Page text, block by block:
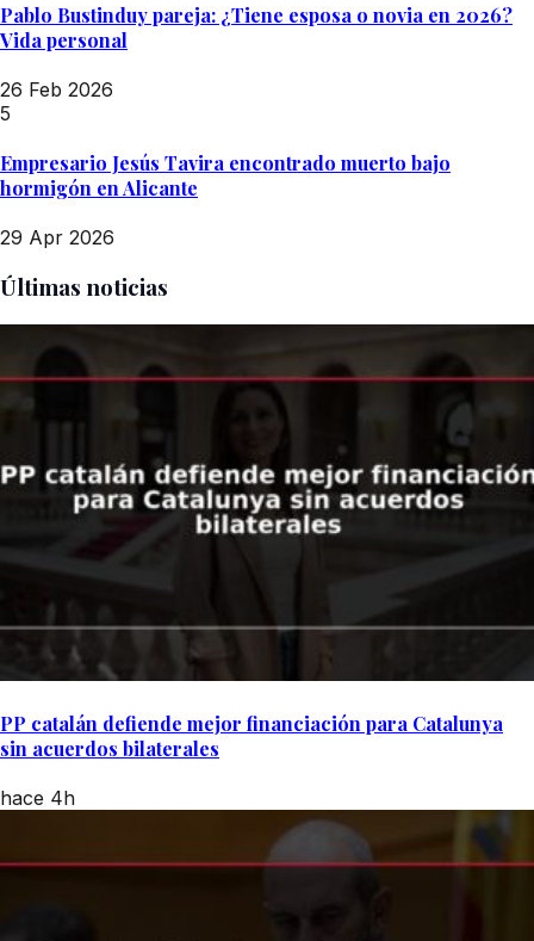
Pablo Bustinduy pareja: ¿Tiene esposa o novia en 2026?
Vida personal
26 Feb 2026
5
Empresario Jesús Tavira encontrado muerto bajo
hormigón en Alicante
29 Apr 2026
Últimas noticias
PP catalán defiende mejor financiación para Catalunya
sin acuerdos bilaterales
hace 4h